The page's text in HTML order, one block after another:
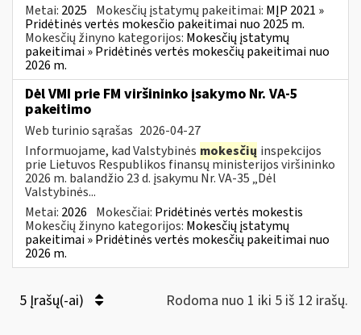
Metai: 2025 Mokesčių įstatymų pakeitimai: MĮP 2021 »
Pridėtinės vertės mokesčio pakeitimai nuo 2025 m.
Mokesčių žinyno kategorijos: Mokesčių įstatymų
pakeitimai » Pridėtinės vertės mokesčių pakeitimai nuo
2026 m.
Dėl VMI prie FM viršininko įsakymo Nr. VA-5
pakeitimo
Web turinio sąrašas 2026-04-27
Informuojame, kad Valstybinės mokesčių inspekcijos
prie Lietuvos Respublikos finansų ministerijos viršininko
2026 m. balandžio 23 d. įsakymu Nr. VA-35 „Dėl
Valstybinės...
Metai: 2026 Mokesčiai: Pridėtinės vertės mokestis
Mokesčių žinyno kategorijos: Mokesčių įstatymų
pakeitimai » Pridėtinės vertės mokesčių pakeitimai nuo
2026 m.
5 Įrašų(-ai) Rodoma nuo 1 iki 5 iš 12 irašų.